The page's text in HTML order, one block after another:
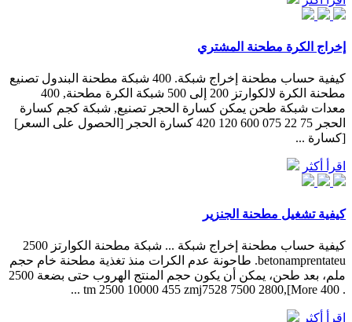
إخراج الكرة مطحنة المشتري
كيفية حساب مطحنة إخراج شبكة. 400 شبكة مطحنة البندول تصنيع
مطحنة الكرة لالكوارتز 200 إلى 500 شبكة الكرة مطحنة, 400
معدات شبكة طحن يمكن كسارة الحجر تصنيع, شبكة كجم كسارة
الحجر 75 22 075 600 120 420 كسارة الحجر [الحصول على السعر]
[كسارة ...
اقرأ أكثر
كيفية تشغيل مطحنة الجنزير
كيفية حساب مطحنة إخراج شبكة ... شبكة مطحنة الكوارتز 2500
betonamprentateu. طاحونة عدم الكرات منذ تغذية مطحنة خام حجم
ملم، بعد طحن، يمكن أن يكون حجم المنتج الهروب حتى بضعة 2500
. 400 tm 2500 10000 455 zmj7528 7500 2800,[More ...
اقرأ أكثر